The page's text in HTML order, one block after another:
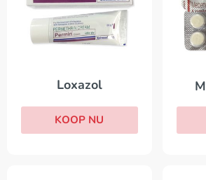
Loxazol
KOOP NU